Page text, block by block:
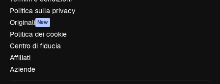
Politica sulla privacy
Originali New
Politica dei cookie
Centro di fiducia
Affiliati
Aziende